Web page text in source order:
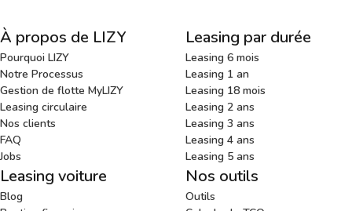
À propos de LIZY
Pourquoi LIZY
Notre Processus
Gestion de flotte MyLIZY
Leasing circulaire
Nos clients
FAQ
Jobs
Leasing par durée
Leasing 6 mois
Leasing 1 an
Leasing 18 mois
Leasing 2 ans
Leasing 3 ans
Leasing 4 ans
Leasing 5 ans
Leasing voiture
Blog
Nos outils
Outils